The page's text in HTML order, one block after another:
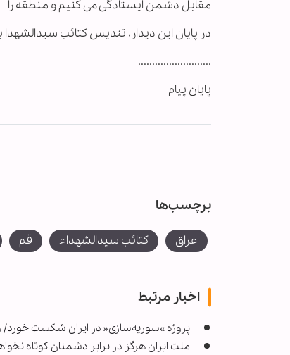
مقابل دشمن ایستادگی می کنیم و منطقه
در پایان این دیدار، تندیس کتائب
..........................
پایان پیام
برچسب‌ها
عراق کتائب سیدالشهداء قم
اخبار مرتبط
پروژه »سوریه‌سازی« در ایران شکست
ملت ایران هرگز در برابر دشمنان کوتاه